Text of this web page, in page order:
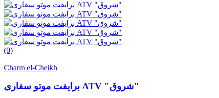
(0)
Charm el-Cheikh
برايفت موتو سفارى ATV "شروق"